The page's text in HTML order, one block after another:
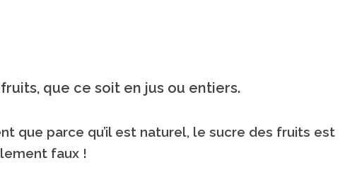
que ce soit en jus ou entiers.
que parce qu’il est naturel, le sucre des fruits est
faux !